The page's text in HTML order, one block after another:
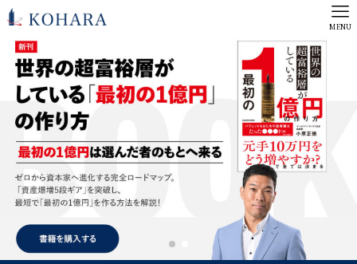
MENU
不動産投資家
小原正徳
Masanori Kohara Official Web Site
不動産投資家
小原正徳
Masanori Kohara Official Web Site